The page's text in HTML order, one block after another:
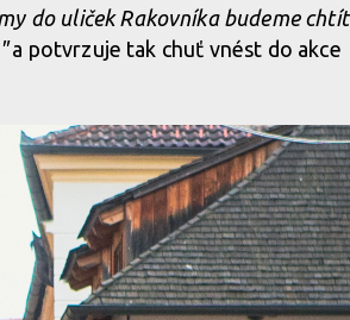
do uliček Rakovníka budeme chtít
a potvrzuje tak chuť vnést do akce